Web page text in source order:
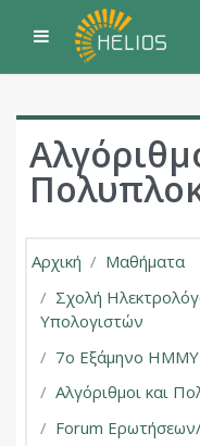
Μετάβαση στο κεντρικό
Πλευρικός πίνακας
Αρχική
Μαθήματα
Σχολή
Υπολογιστών
7ο Εξάμηνο ΗΜΜΥ
Αλγόριθμοι και
Forum